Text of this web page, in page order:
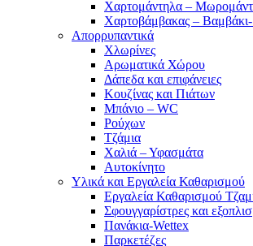
Χαρτομάντηλα –
Χαρτοβάμβακας – Βαμβάκι-
Απορρυπαντικά
Χλωρίνες
Αρωματικά Χώρου
Δάπεδα και επιφάνειες
Κουζίνας και Πιάτων
Μπάνιο – WC
Ρούχων
Τζάμια
Χαλιά – Υφασμάτα
Αυτοκίνητο
Υλικά και Εργαλεία Καθαρισμού
Εργαλεία Καθαρισμού
Σφουγγαρίστρες και
Πανάκια-Wettex
Παρκετέζες